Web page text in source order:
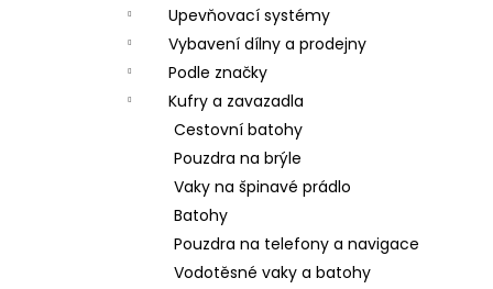
Upevňovací systémy
Vybavení dílny a prodejny
Podle značky
Kufry a zavazadla
Cestovní batohy
Pouzdra na brýle
Vaky na špinavé prádlo
Batohy
Pouzdra na telefony a navigace
Vodotěsné vaky a batohy